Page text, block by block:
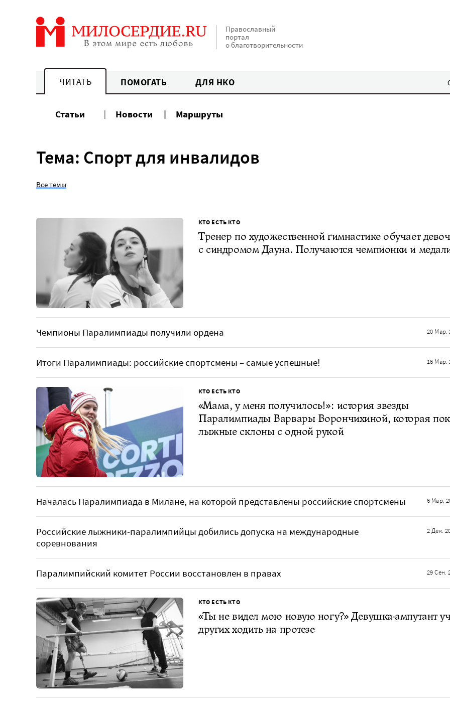
Православный
портал
о благотворительности
ЧИТАТЬ ПОМОГАТЬ ДЛЯ НКО
Статьи Новости Маршруты
Тема: Спорт для инвалидов
Все темы
КТО ЕСТЬ КТО
Тренер по художественной гимнастике обучает
с синдромом Дауна. Получаются чемпионки и
Чемпионы Паралимпиады получили ордена 20 Мар.
Итоги Паралимпиады: российские спортсмены – самые успешные! 16 Мар.
КТО ЕСТЬ КТО
«Мама, у меня получилось!»: история звезды
Паралимпиады Варвары Ворончихиной, которая
лыжные склоны с одной рукой
Началась Паралимпиада в Милане, на которой представлены российские спортсмены 6 Мар.
Российские лыжники-паралимпийцы добились допуска на международные
соревнования
2 Дек.
Паралимпийский комитет России восстановлен в правах 29 Сен.
КТО ЕСТЬ КТО
«Ты не видел мою новую ногу?» Девушка-ампутант
других ходить на протезе